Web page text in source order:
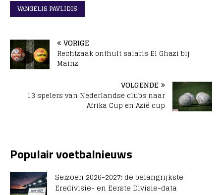
VANGELIS PAVLIDIS
VORIGE
Rechtzaak onthult salaris El Ghazi bij
Mainz
VOLGENDE
13 spelers van Nederlandse clubs naar
Afrika Cup en Azië cup
Populair voetbalnieuws
Seizoen 2026-2027: de belangrijkste
Eredivisie- en Eerste Divisie-data